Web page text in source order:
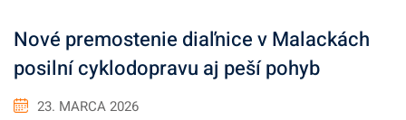
Nové premostenie diaľnice v Malackách
posilní cyklodopravu aj peší pohyb
23. MARCA 2026